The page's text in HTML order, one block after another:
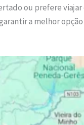
ou prefere viajar
a melhor opção